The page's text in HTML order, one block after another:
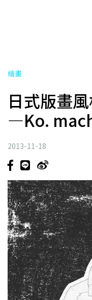
繪畫
日式版畫
—Ko.
2013-11-18